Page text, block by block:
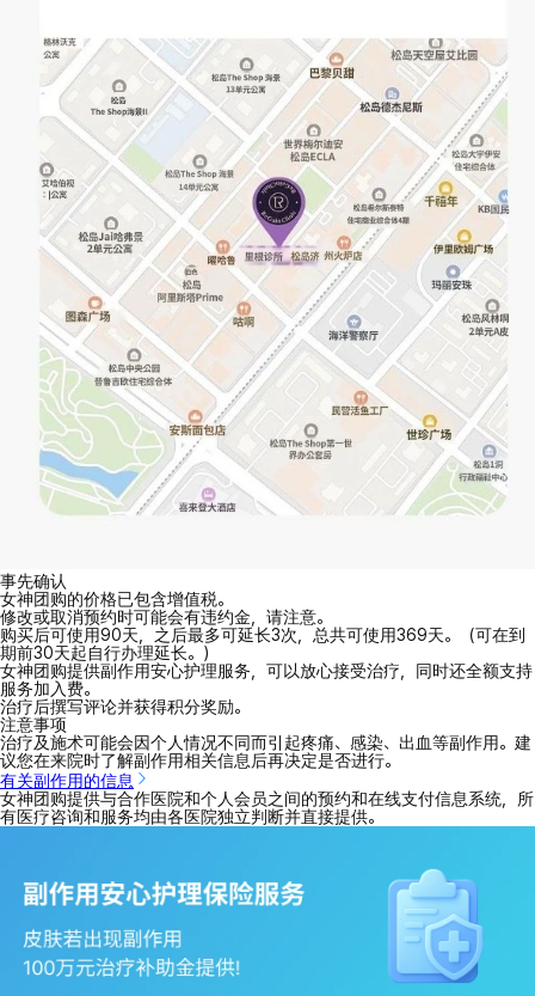
事先确认
女神团购的价格已包含增值税。
修改或取消预约时可能会有违约金，请注意。
购买后可使用90天，之后最多可延长3次，总共可使用369天。（可在到
期前30天起自行办理延长。）
女神团购提供副作用安心护理服务，可以放心接受治疗，同时还全额支持
服务加入费。
治疗后撰写评论并获得积分奖励。
注意事项
治疗及施术可能会因个人情况不同而引起疼痛、感染、出血等副作用。建
议您在来院时了解副作用相关信息后再决定是否进行。
有关副作用的信息
女神团购提供与合作医院和个人会员之间的预约和在线支付信息系统，所
有医疗咨询和服务均由各医院独立判断并直接提供。